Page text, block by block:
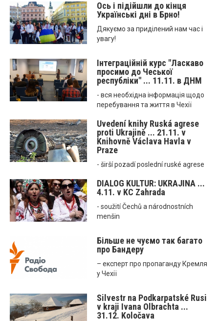
Ось і підійшли до кінця
Українські дні в Брно!
Дякуємо за приділений нам час і
увагу!
Інтеграційній курс "Ласкаво
просимо до Чеської
республіки" ... 11.11. в ДНМ
- вся необхідна інформація щодо
перебування та життя в Чехії
Uvedení knihy Ruská agrese
proti Ukrajině ... 21.11. v
Knihovně Václava Havla v
Praze
- širší pozadí poslední ruské agrese
DIALOG KULTUR: UKRAJINA ...
4.11. v KC Zahrada
- soužití Čechů a národnostních
menšin
Більше не чуємо так багато
про Бандеру
– експерт про пропаганду Кремля
у Чехії
Silvestr na Podkarpatské Rusi
v kraji Ivana Olbrachta ...
31.12. Koločava